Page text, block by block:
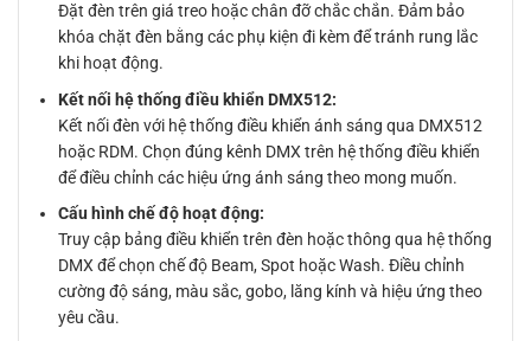
Đặt đèn trên giá treo hoặc chân đỡ chắc chắn. Đảm bảo
khóa chặt đèn bằng các phụ kiện đi kèm để tránh rung lắc
khi hoạt động.
Kết nối hệ thống điều khiển DMX512:
Kết nối đèn với hệ thống điều khiển ánh sáng qua DMX512
hoặc RDM. Chọn đúng kênh DMX trên hệ thống điều khiển
để điều chỉnh các hiệu ứng ánh sáng theo mong muốn.
Cấu hình chế độ hoạt động:
Truy cập bảng điều khiển trên đèn hoặc thông qua hệ thống
DMX để chọn chế độ Beam, Spot hoặc Wash. Điều chỉnh
cường độ sáng, màu sắc, gobo, lăng kính và hiệu ứng theo
yêu cầu.